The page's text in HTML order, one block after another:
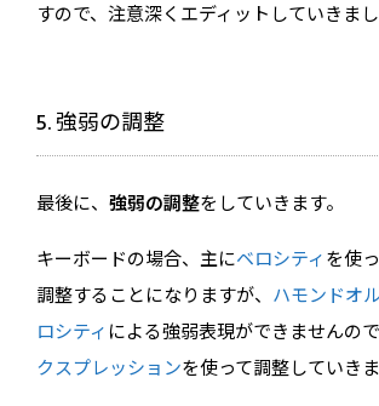
すので、注意深くエディットしていきまし
5. 強弱の調整
最後に、強弱の調整をしていきます。
キーボードの場合、主にベロシティを使
調整することになりますが、 ハモンドオ
ロシティ による強弱表現ができませんの
クスプレッションを使って調整していきま